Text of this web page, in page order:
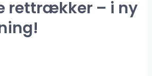
rettrækker – i ny